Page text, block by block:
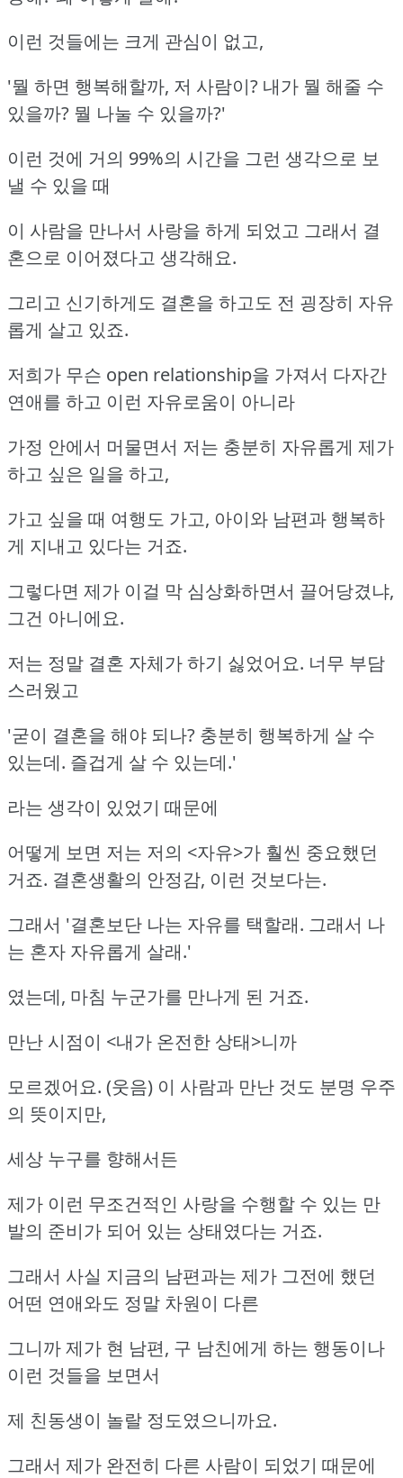
이런 것들에는 크게 관심이 없고,
'뭘 하면 행복해할까, 저 사람이? 내가 뭘 해줄 수
있을까? 뭘 나눌 수 있을까?'
이런 것에 거의 99%의 시간을 그런 생각으로 보
낼 수 있을 때
이 사람을 만나서 사랑을 하게 되었고 그래서 결
혼으로 이어졌다고 생각해요.
그리고 신기하게도 결혼을 하고도 전 굉장히 자유
롭게 살고 있죠.
저희가 무슨 open relationship을 가져서 다자간
연애를 하고 이런 자유로움이 아니라
가정 안에서 머물면서 저는 충분히 자유롭게 제가
하고 싶은 일을 하고,
가고 싶을 때 여행도 가고, 아이와 남편과 행복하
게 지내고 있다는 거죠.
그렇다면 제가 이걸 막 심상화하면서 끌어당겼냐,
그건 아니에요.
저는 정말 결혼 자체가 하기 싫었어요. 너무 부담
스러웠고
'굳이 결혼을 해야 되나? 충분히 행복하게 살 수
있는데. 즐겁게 살 수 있는데.'
라는 생각이 있었기 때문에
어떻게 보면 저는 저의 <자유>가 훨씬 중요했던
거죠. 결혼생활의 안정감, 이런 것보다는.
그래서 '결혼보단 나는 자유를 택할래. 그래서 나
는 혼자 자유롭게 살래.'
였는데, 마침 누군가를 만나게 된 거죠.
만난 시점이 <내가 온전한 상태>니까
모르겠어요. (웃음) 이 사람과 만난 것도 분명 우주
의 뜻이지만,
세상 누구를 향해서든
제가 이런 무조건적인 사랑을 수행할 수 있는 만
발의 준비가 되어 있는 상태였다는 거죠.
그래서 사실 지금의 남편과는 제가 그전에 했던
어떤 연애와도 정말 차원이 다른
그니까 제가 현 남편, 구 남친에게 하는 행동이나
이런 것들을 보면서
제 친동생이 놀랄 정도였으니까요.
그래서 제가 완전히 다른 사람이 되었기 때문에